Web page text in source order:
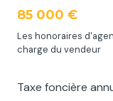
85 000 €
Les honoraires
charge du vendeur
Taxe foncière